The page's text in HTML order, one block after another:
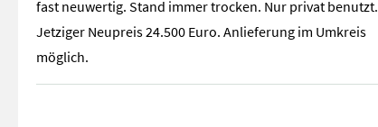
fast neuwertig. Stand immer trocken. Nur privat benutzt.
Jetziger Neupreis 24.500 Euro. Anlieferung im Umkreis
möglich.